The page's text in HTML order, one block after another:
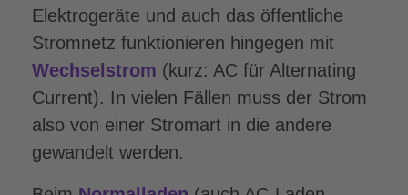
Elektro­geräte und auch das öffentliche
Strom­netz funktionieren hingegen mit
Wechsel­strom (kurz: AC für Alternating
Current). In vielen Fällen muss der Strom
also von einer Stromart in die andere
gewandelt werden.